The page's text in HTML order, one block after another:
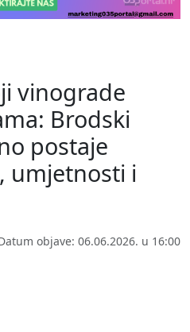
vinograde
Brodski
postaje
umjetnosti i
objave: 06.06.2026. u 16:00